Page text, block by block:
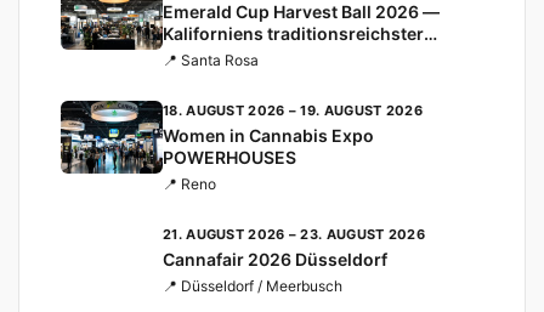
Emerald Cup Harvest Ball 2026 —
Kaliforniens traditionsreichster
Cannabis-Cup
📍 Santa Rosa
18. AUGUST 2026 – 19. AUGUST 2026
Women in Cannabis Expo
POWERHOUSES
📍 Reno
21. AUGUST 2026 – 23. AUGUST 2026
Cannafair 2026 Düsseldorf
📍 Düsseldorf / Meerbusch